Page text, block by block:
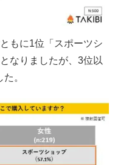
もに1位「スポーツシ
なりましたが、3位以
。